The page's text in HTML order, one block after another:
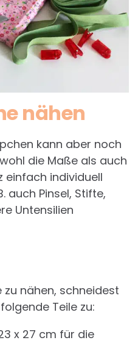
nähen
kann aber noch
die Maße als auch
einfach individuell
auch Pinsel, Stifte,
Untensilien
nähen, schneidest
Teile zu:
27 cm für die